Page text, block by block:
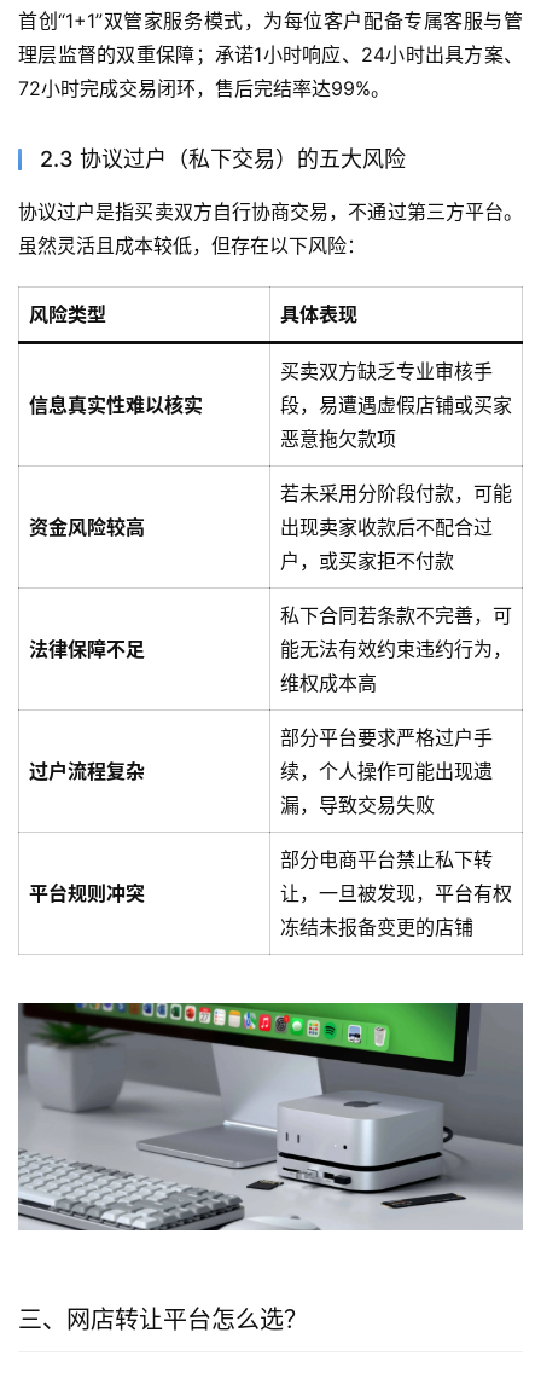
首创“1+1”双管家服务模式，为每位客户配备专属客服与管
理层监督的双重保障；承诺1小时响应、24小时出具方案、
72小时完成交易闭环，售后完结率达99%。
2.3 协议过户（私下交易）的五大风险
协议过户是指买卖双方自行协商交易，不通过第三方平台。
虽然灵活且成本较低，但存在以下风险：
风险类型 具体表现
信息真实性难以核实
买卖双方缺乏专业审核手
段，易遭遇虚假店铺或买家
恶意拖欠款项
资金风险较高
若未采用分阶段付款，可能
出现卖家收款后不配合过
户，或买家拒不付款
法律保障不足
私下合同若条款不完善，可
能无法有效约束违约行为，
维权成本高
过户流程复杂
部分平台要求严格过户手
续，个人操作可能出现遗
漏，导致交易失败
平台规则冲突
部分电商平台禁止私下转
让，一旦被发现，平台有权
冻结未报备变更的店铺
三、网店转让平台怎么选？